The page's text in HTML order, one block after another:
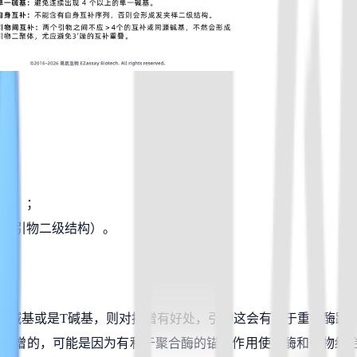
）；
引物二级结构）。
基或是T碱基，则对扩增有好处，引物这会有利于重组酶跟
增的，可能是因为有利于聚合酶的锚定作用使得酶和引物结